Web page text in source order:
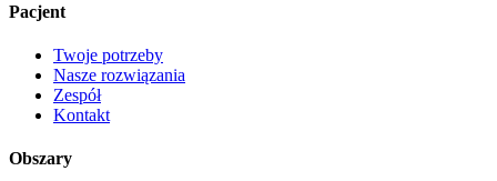
Pacjent
Twoje potrzeby
Nasze rozwiązania
Zespół
Kontakt
Obszary